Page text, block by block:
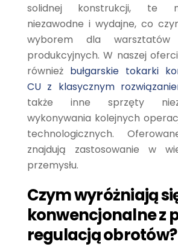
solidnej konstrukcji, te
niezawodne i wydajne, co
wyborem dla warsztatów
produkcyjnych. W naszej
również bułgarskie tokarki
CU z klasycznym
także inne sprzęty
wykonywania kolejnych
technologicznych.
znajdują zastosowanie w
przemysłu.
Czym wyróżniają
konwencjonalne z
regulacją obrotów?